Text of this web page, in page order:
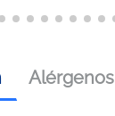
Alérgenos